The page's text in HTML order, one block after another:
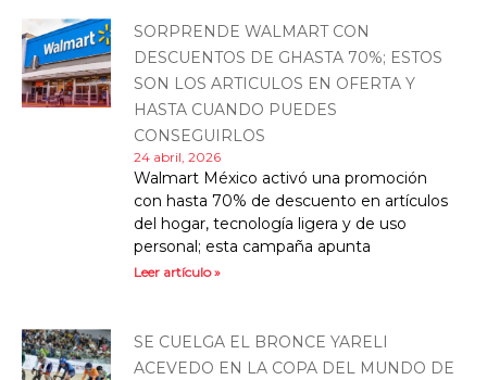
SORPRENDE WALMART CON
DESCUENTOS DE GHASTA 70%; ESTOS
SON LOS ARTICULOS EN OFERTA Y
HASTA CUANDO PUEDES
CONSEGUIRLOS
24 abril, 2026
Walmart México activó una promoción
con hasta 70% de descuento en artículos
del hogar, tecnología ligera y de uso
personal; esta campaña apunta
Leer artículo »
SE CUELGA EL BRONCE YARELI
ACEVEDO EN LA COPA DEL MUNDO DE